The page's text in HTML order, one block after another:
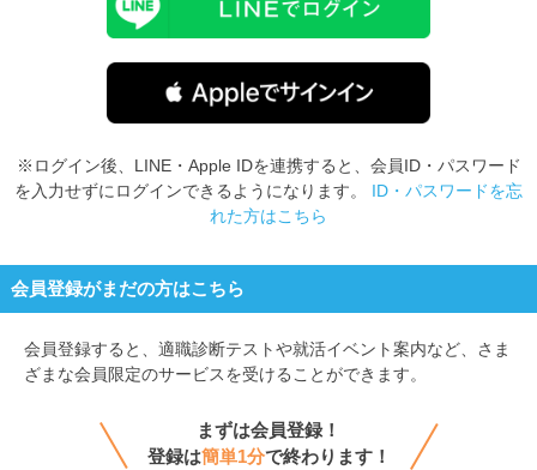
※ログイン後、LINE・Apple IDを連携すると、会員ID・パスワード
を入力せずにログインできるようになります。 ID・パスワードを忘
れた方はこちら
会員登録がまだの方はこちら
会員登録すると、 適職診断テストや就活イベント案内など、さま
ざまな会員限定のサービスを受けることができます。
まずは会員登録！
登録は簡単1分で終わります！